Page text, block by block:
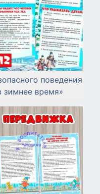
поведения
зимнее время»